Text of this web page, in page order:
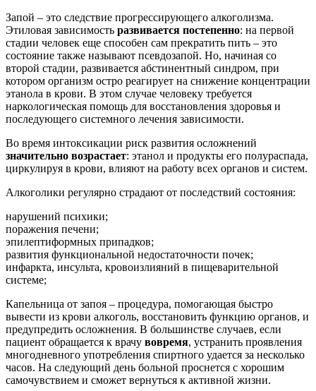
Запой – это следствие прогрессирующего алкоголизма.
Этиловая зависимость развивается постепенно: на первой
стадии человек еще способен сам прекратить пить – это
состояние также называют псевдозапой. Но, начиная со
второй стадии, развивается абстинентный синдром, при
котором организм остро реагирует на снижение концентрации
этанола в крови. В этом случае человеку требуется
наркологическая помощь для восстановления здоровья и
последующего системного лечения зависимости.
Во время интоксикации риск развития осложнений
значительно возрастает: этанол и продукты его полураспада,
циркулируя в крови, влияют на работу всех органов и систем.
Алкоголики регулярно страдают от последствий состояния:
нарушений психики;
поражения печени;
эпилептиформных припадков;
развития функциональной недостаточности почек;
инфаркта, инсульта, кровоизлияний в пищеварительной
системе;
Капельница от запоя – процедура, помогающая быстро
вывести из крови алкоголь, восстановить функцию органов, и
предупредить осложнения. В большинстве случаев, если
пациент обращается к врачу вовремя, устранить проявления
многодневного употребления спиртного удается за несколько
часов. На следующий день больной проснется с хорошим
самочувствием и сможет вернуться к активной жизни.